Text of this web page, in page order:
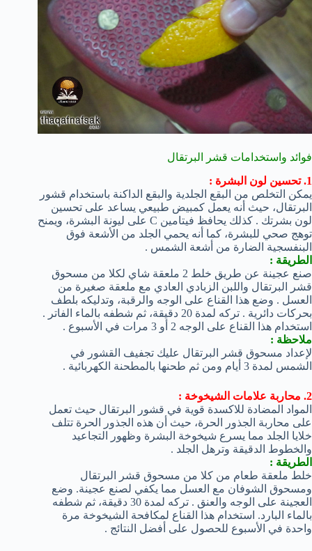
فوائد واستخدامات قشر البرتقال
1. تحسين لون البشرة :
يمكن التخلص من البقع الجلدية والبقع الداكنة باستخدام قشور
البرتقال، حيث أنه يعمل كمبيض طبيعي يساعد على تحسين
لون بشرتك . كذلك يحافظ فيتامين C على ليونة البشرة، ويمنح
توهج صحي للبشرة، كما أنه يحمي الجلد من الأشعة فوق
البنفسجية الضارة من أشعة الشمس .
الطريقة :
صنع عجينة عن طريق خلط 2 ملعقة شاي لكلا من مسحوق
قشر البرتقال واللبن الزبادي العادي مع ملعقة صغيرة من
العسل . وضع هذا القناع على الوجه والرقبة، وتدليكه بلطف
بحركات دائرية . تركه لمدة 20 دقيقة، ثم شطفه بالماء الفاتر .
استخدام هذا القناع على الوجه 2 أو 3 مرات في الأسبوع .
ملاحظة :
لإعداد مسحوق قشر البرتقال عليك تجفيف القشور في
الشمس لمدة 3 أيام ومن ثم طحنها بالمطحنة الكهربائية .
2. محاربة علامات الشيخوخة :
المواد المضادة للاكسدة قوية في قشور البرتقال حيث تعمل
على محاربة الجذور الحرة، حيث أن هذه الجذور الحرة تتلف
خلايا الجلد مما يسرع شيخوخة البشرة وظهور التجاعيد
والخطوط الدقيقة وترهل الجلد .
الطريقة :
خلط ملعقة طعام من كلا من مسحوق قشر البرتقال
ومسحوق الشوفان مع العسل مما يكفي لصنع عجينة. وضع
العجينة على الوجه والعنق . تركه لمدة 30 دقيقة، ثم شطفه
بالماء البارد. استخدام هذا القناع لمكافحة الشيخوخة مرة
واحدة في الأسبوع للحصول على أفضل النتائج .